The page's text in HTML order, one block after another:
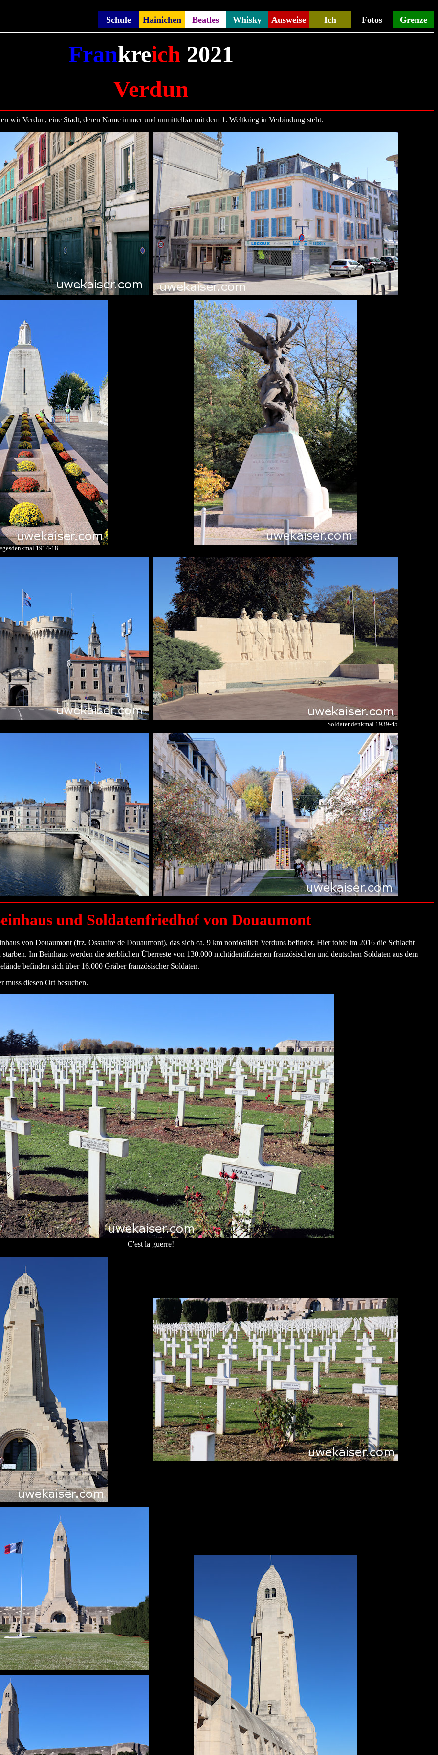
Schule Hainichen Beatles Whisky Ausweise Ich Fotos Grenze
Frankreich 2021
Verdun
wir Verdun, eine Stadt, deren Name immer und unmittelbar mit dem 1. Weltkrieg in Verbindung steht.
1914-18
Soldatendenkmal 1939-45
aus und Soldatenfriedhof von Douaumont
von Douaumont (frz. Ossuaire de Douaumont), das sich ca. 9 km nordöstlich Verduns befindet. Hier tobte im 2016 die Schlacht
Im Beinhaus werden die sterblichen Überreste von 130.000 nichtidentifizierten französischen und deutschen Soldaten aus dem
befinden sich über 16.000 Gräber französischer Soldaten.
muss diesen Ort besuchen.
C'est la guerre!